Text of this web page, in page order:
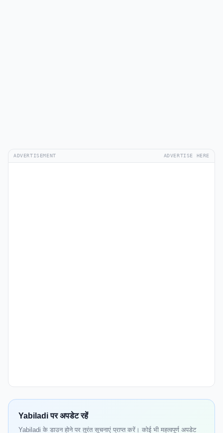
ADVERTISEMENT ADVERTISE HERE
Yabiladi पर अपडेट रहें
Yabiladi के डाउन होने पर तुरंत सूचनाएं प्राप्त करें। कोई भी महत्वपूर्ण अपडेट